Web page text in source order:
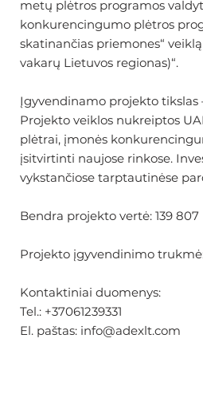
metų plėtros programos
konkurencingumo plėtros
skatinančias priemones“
vakarų Lietuvos regionas)“.
Įgyvendinamo projekto tikslas
Projekto veiklos nukreiptos
plėtrai, įmonės
įsitvirtinti naujose rinkose.
vykstančiose tarptautinėse
Bendra projekto vertė: 139 807
Projekto įgyvendinimo
Kontaktiniai duomenys:
Tel.: +37061239331
El. paštas: info@adexlt.com